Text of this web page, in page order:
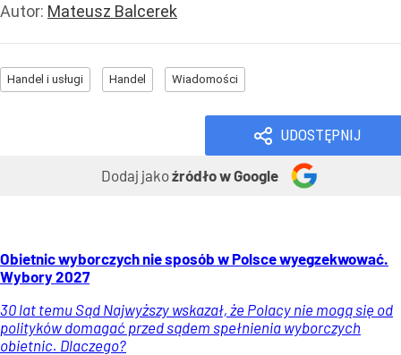
Autor: Mateusz Balcerek
Handel i usługi Handel Wiadomości
UDOSTĘPNIJ
Dodaj jakoźródło w Google
Obietnic wyborczych nie sposób w Polsce wyegzekwować.
Wybory 2027
30 lat temu Sąd Najwyższy wskazał, że Polacy nie mogą się od
polityków domagać przed sądem spełnienia wyborczych
obietnic. Dlaczego?